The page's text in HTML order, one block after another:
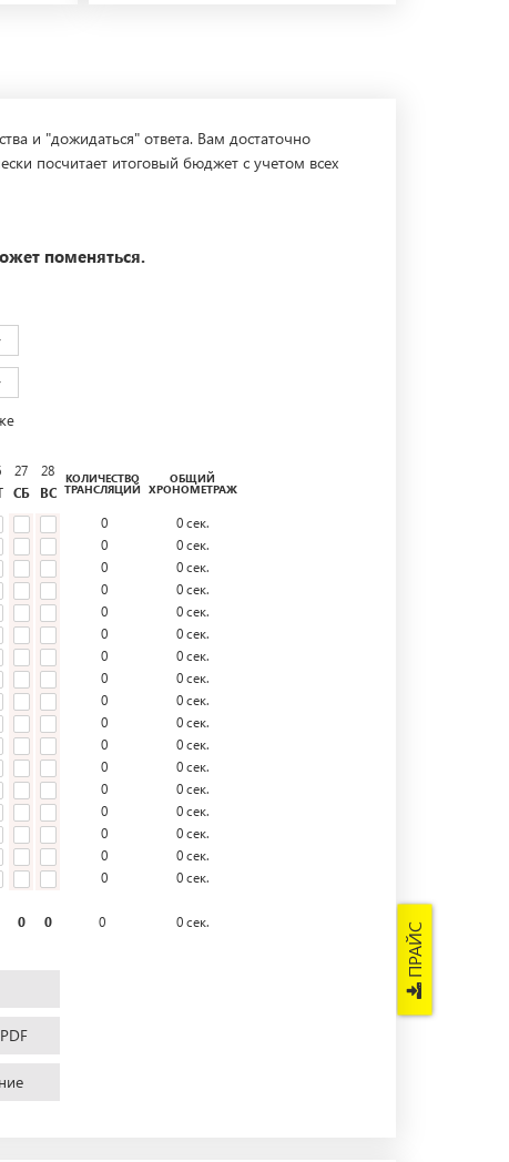
ПРАЙС
и "дожидаться" ответа. Вам достаточно
посчитает итоговый бюджет с учетом всех
поменяться.
27
СБ
28
ВС
КОЛИЧЕСТВО
ТРАНСЛЯЦИЙ
ОБЩИЙ
ХРОНОМЕТРАЖ
0 0сек.
0 0сек.
0 0сек.
0 0сек.
0 0сек.
0 0сек.
0 0сек.
0 0сек.
0 0сек.
0 0сек.
0 0сек.
0 0сек.
0 0сек.
0 0сек.
0 0сек.
0 0сек.
0 0сек.
0 0 0 0сек.